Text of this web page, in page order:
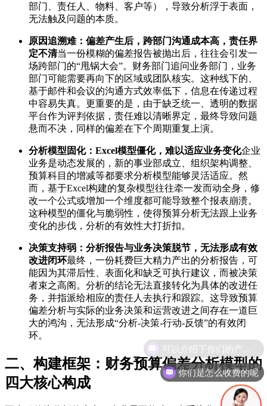
部门、责任人、物料、客户等），导致分析浮于表面，
无法触及问题的本质。
原因追溯难：偏差产生后，跨部门沟通成本高，责任界
定不清当一份模糊的偏差报告被抛出后，往往会引发一
场跨部门的“甩锅大会”。财务部门追问业务部门，业务
部门可能需要再向下的区域或团队核实。这种线下的、
基于邮件和会议的沟通方式效率低下，信息在传递过程
中容易失真。更重要的是，由于缺乏统一、透明的数据
平台作为评判依据，责任难以清晰界定，最终导致问题
悬而不决，同样的偏差在下个周期重复上演。
分析模型固化：Excel模型僵化，难以适应业务变化企业
业务是动态发展的，新的事业部成立、组织架构调整、
预算科目的增减等都要求分析模型能够灵活适应。然
而，基于Excel构建的复杂模型往往牵一发而动全身，修
改一个公式或增加一个维度都可能导致整个报表崩溃。
这种模型的僵化与脆弱性，使得预算分析无法跟上业务
变化的步伐，分析的有效性大打折扣。
决策支持弱：分析报告与业务决策脱节，无法形成有效
改进闭环最终，一份耗费巨大精力产出的分析报告，可
能因为其滞后性、表面化和缺乏可执行建议，而被决策
者束之高阁。分析的结论无法直接转化为具体的改进任
务，并指派给相应的责任人去执行和跟踪。这导致预算
偏差分析与实际的业务决策和运营改进之间存在一道巨
大的鸿沟，无法形成“分析-决策-行动-反馈”的有效闭
环。
二、构建框架：财务预算偏差分析模型的
四大核心构成
你们是怎么收费的呢